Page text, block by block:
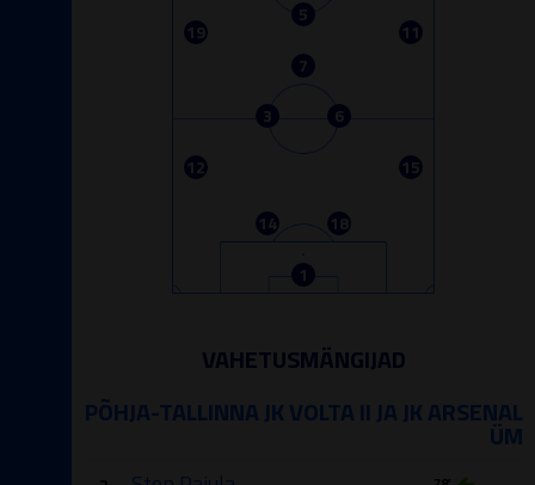
19
5
11
7
3 6
12 15
14 18
1
VAHETUSMÄNGIJAD
PÕHJA-TALLINNA JK VOLTA II JA JK ARSENAL
ÜM